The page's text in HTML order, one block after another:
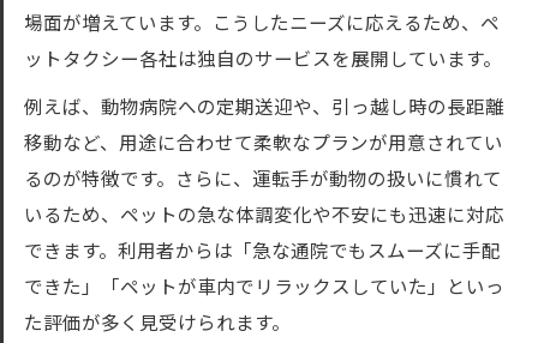
場面が増えています。こうしたニーズに応えるため、ペ
ットタクシー各社は独自のサービスを展開しています。
例えば、動物病院への定期送迎や、引っ越し時の長距離
移動など、用途に合わせて柔軟なプランが用意されてい
るのが特徴です。さらに、運転手が動物の扱いに慣れて
いるため、ペットの急な体調変化や不安にも迅速に対応
できます。利用者からは「急な通院でもスムーズに手配
できた」「ペットが車内でリラックスしていた」といっ
た評価が多く見受けられます。